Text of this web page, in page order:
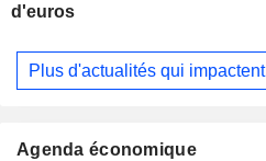
d'euros
Plus d'actualités qui impactent
Agenda économique